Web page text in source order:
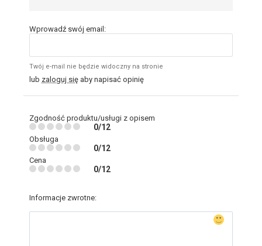
Wprowadź swój email:
Twój e-mail nie będzie widoczny na stronie
lub zaloguj się aby napisać opinię
Zgodność produktu/usługi z opisem
0/12
Obsługa
0/12
Cena
0/12
Informacje zwrotne: